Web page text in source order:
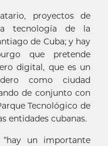
proyectos de
tecnología de la
de Cuba; y hay
que pretende
digital, que es un
como ciudad
de conjunto con
Tecnológico de
entidades cubanas.
un importante